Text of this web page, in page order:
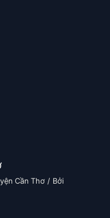
Cần Thơ / Bởi